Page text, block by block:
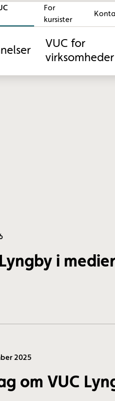
For
kursister
VUC for
virksomheder
i
2025
om VUC